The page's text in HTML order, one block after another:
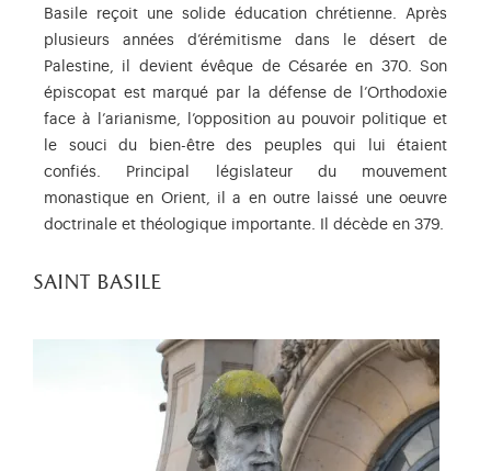
Basile reçoit une solide éducation chrétienne. Après
plusieurs années d’érémitisme dans le désert de
Palestine, il devient évêque de Césarée en 370. Son
épiscopat est marqué par la défense de l’Orthodoxie
face à l’arianisme, l’opposition au pouvoir politique et
le souci du bien-être des peuples qui lui étaient
confiés. Principal législateur du mouvement
monastique en Orient, il a en outre laissé une oeuvre
doctrinale et théologique importante. Il décède en 379.
saint basile